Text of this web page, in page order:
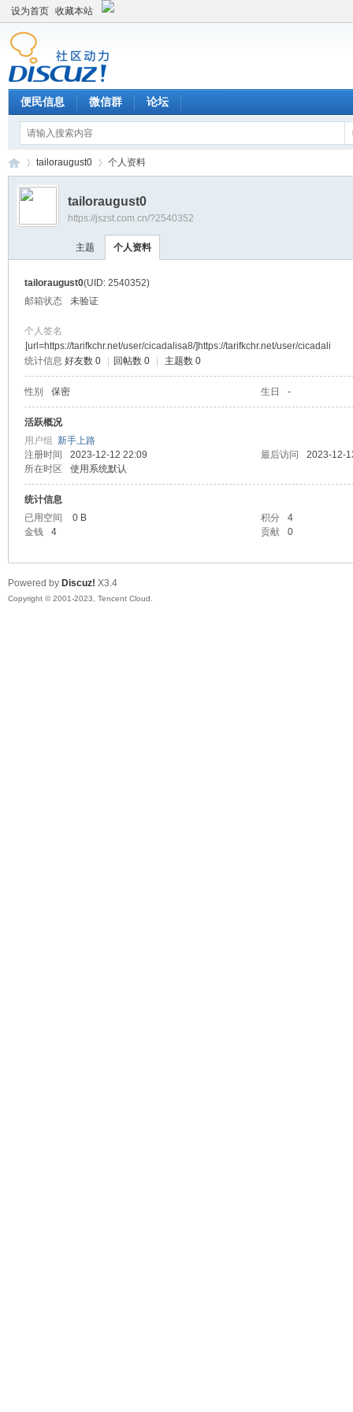
设为首页 收藏本站
便民信息 微信群 论坛
›
tailoraugust0 个人资料
tailoraugust0
https://jszst.com.cn/?2540352
主题 个人资料
tailoraugust0(UID: 2540352)
邮箱状态
未验证
个人签名
[url=https://tarifkchr.net/user/cicadalisa8/]https://tarifkchr.net/user/cicadali
统计信息 好友数 0 回帖数 0 主题数 0
性别 保密 生日 -
活跃概况
用户组 新手上路
注册时间
2023-12-12 22:09 最后访问
2023-12-
所在时区
使用系统默认
统计信息
已用空间
0 B 积分
4
金钱
4 贡献 0
Powered by Discuz! X3.4
Copyright © 2001-2023, Tencent Cloud.